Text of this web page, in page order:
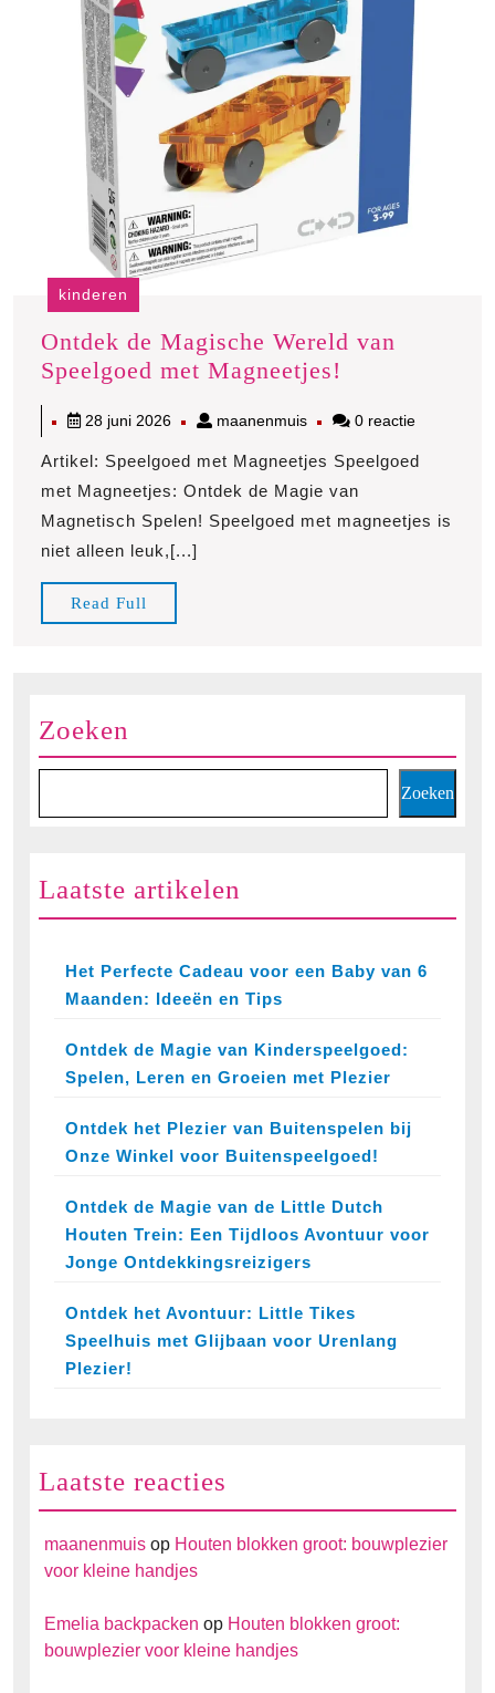
kinderen
Ontdek de Magische Wereld van
Speelgoed met Magneetjes!
Magische
Wereld
van
Speelgoed
28 juni 202628
2026
maanenmuismaanenmuis
0 reactie
Artikel: Speelgoed met Magneetjes Speelgoed
met Magneetjes: Ontdek de Magie van
Magnetisch Spelen! Speelgoed met magneetjes is
niet alleen leuk,[...]
Read Full
Full
Zoeken
Zoeken
Laatste artikelen
Het Perfecte Cadeau voor een Baby van 6
Maanden: Ideeën en Tips
Ontdek de Magie van Kinderspeelgoed:
Spelen, Leren en Groeien met Plezier
Ontdek het Plezier van Buitenspelen bij
Onze Winkel voor Buitenspeelgoed!
Ontdek de Magie van de Little Dutch
Houten Trein: Een Tijdloos Avontuur voor
Jonge Ontdekkingsreizigers
Ontdek het Avontuur: Little Tikes
Speelhuis met Glijbaan voor Urenlang
Plezier!
Laatste reacties
maanenmuis op Houten blokken groot: bouwplezier
voor kleine handjes
Emelia backpacken op Houten blokken groot:
bouwplezier voor kleine handjes